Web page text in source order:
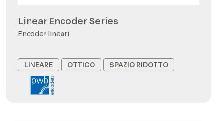
Linear Encoder Series
Encoder lineari
LINEARE OTTICO SPAZIO RIDOTTO